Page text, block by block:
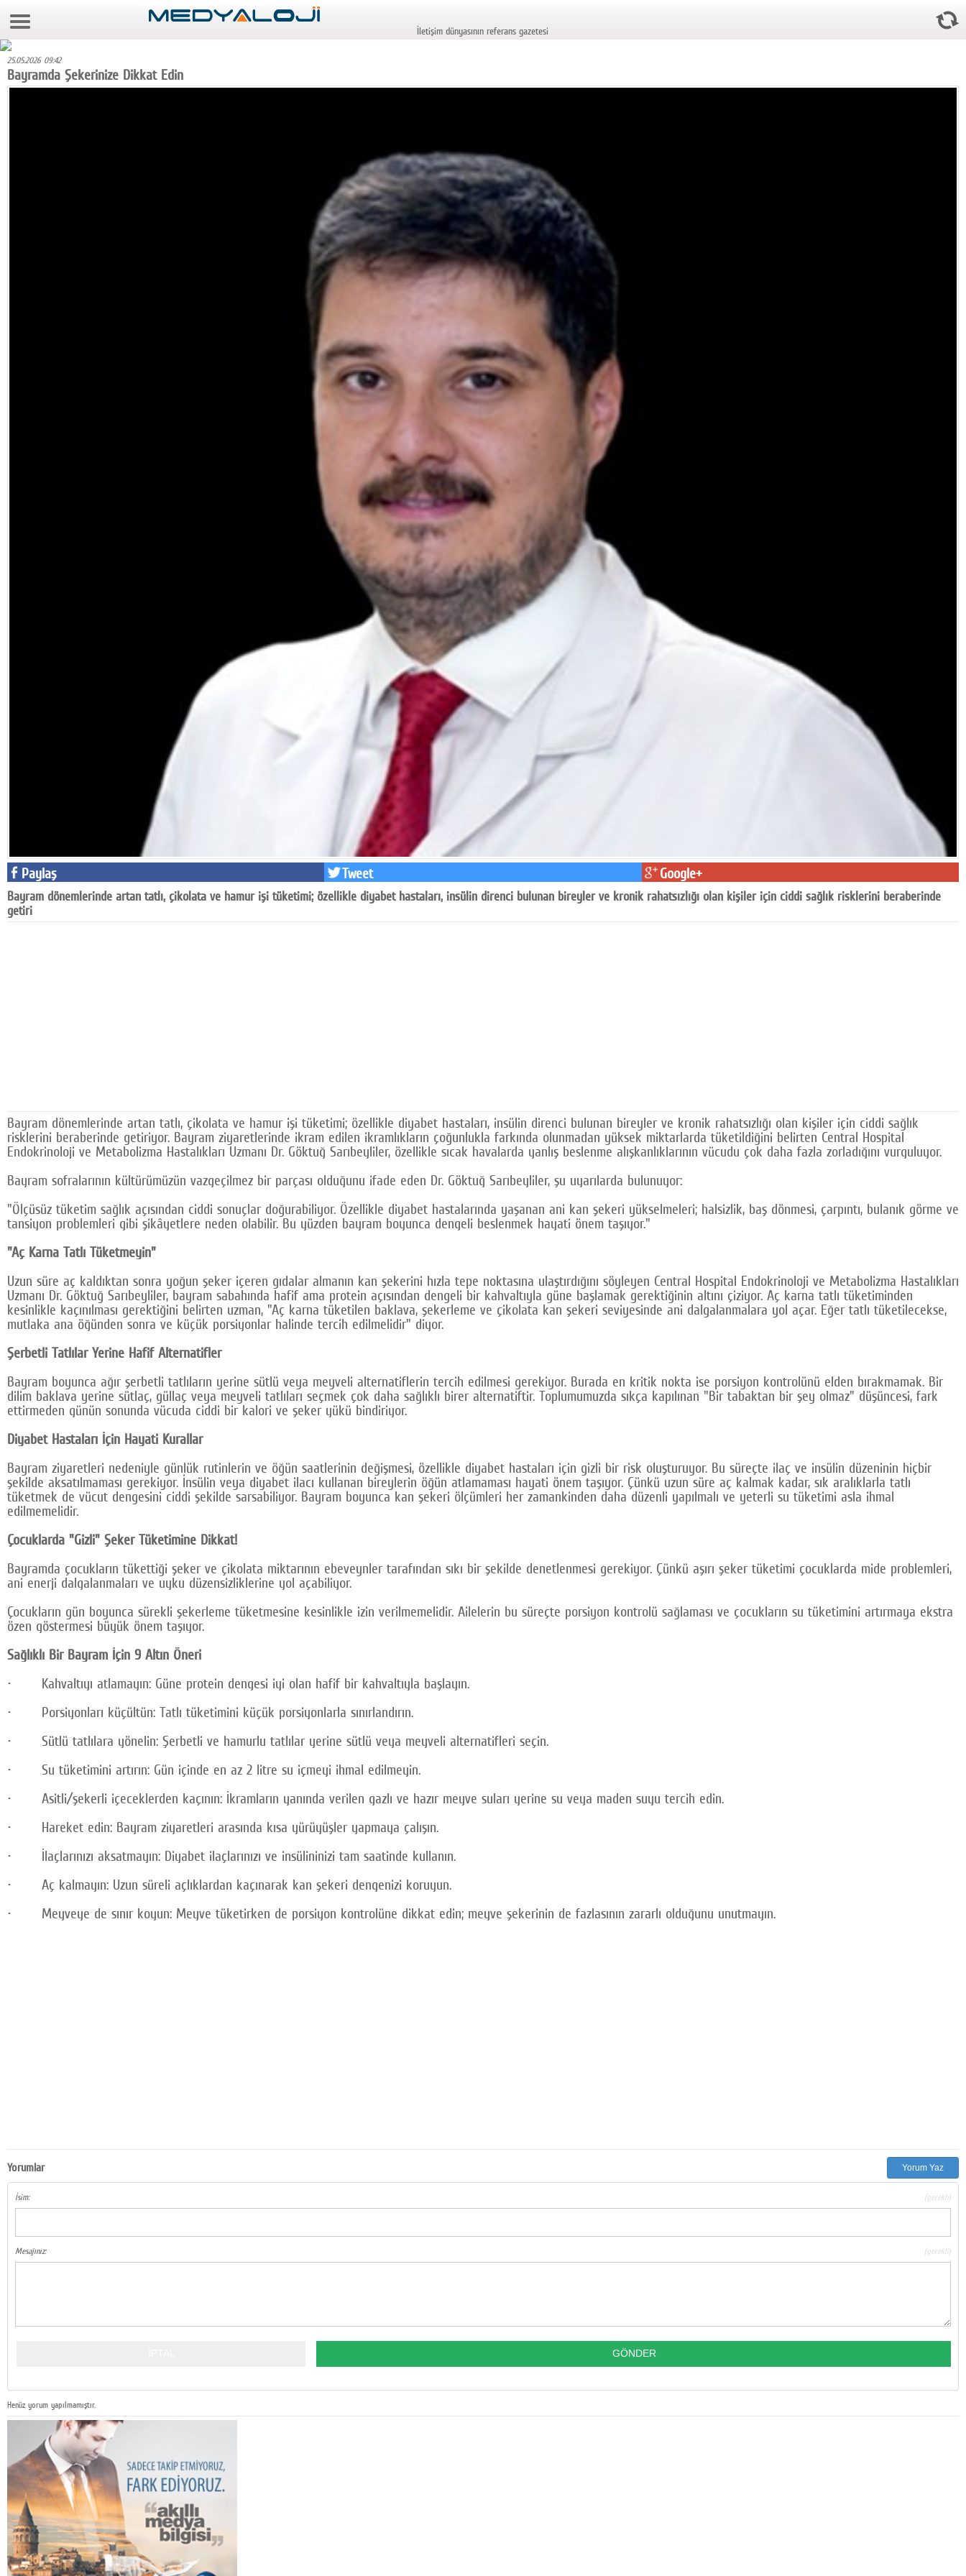
6 Ağustos 2026 19:02:47
Foto Galeri
İletişim dünyasının referans gazetesi
25.05.2026 09:42
Bayramda Şekerinize Dikkat Edin
Paylaş Tweet Google+
Bayram dönemlerinde artan tatlı, çikolata ve hamur işi tüketimi; özellikle diyabet hastaları, insülin direnci bulunan bireyler ve kronik rahatsızlığı olan kişiler için ciddi sağlık risklerini beraberinde
getiri
Bayram dönemlerinde artan tatlı, çikolata ve hamur işi tüketimi; özellikle diyabet hastaları, insülin direnci bulunan bireyler ve kronik rahatsızlığı olan kişiler için ciddi sağlık
risklerini beraberinde getiriyor. Bayram ziyaretlerinde ikram edilen ikramlıkların çoğunlukla farkında olunmadan yüksek miktarlarda tüketildiğini belirten Central Hospital
Endokrinoloji ve Metabolizma Hastalıkları Uzmanı Dr. Göktuğ Sarıbeyliler, özellikle sıcak havalarda yanlış beslenme alışkanlıklarının vücudu çok daha fazla zorladığını vurguluyor.
Bayram sofralarının kültürümüzün vazgeçilmez bir parçası olduğunu ifade eden Dr. Göktuğ Sarıbeyliler, şu uyarılarda bulunuyor:
"Ölçüsüz tüketim sağlık açısından ciddi sonuçlar doğurabiliyor. Özellikle diyabet hastalarında yaşanan ani kan şekeri yükselmeleri; halsizlik, baş dönmesi, çarpıntı, bulanık görme ve
tansiyon problemleri gibi şikâyetlere neden olabilir. Bu yüzden bayram boyunca dengeli beslenmek hayati önem taşıyor."
"Aç Karna Tatlı Tüketmeyin"
Uzun süre aç kaldıktan sonra yoğun şeker içeren gıdalar almanın kan şekerini hızla tepe noktasına ulaştırdığını söyleyen Central Hospital Endokrinoloji ve Metabolizma Hastalıkları
Uzmanı Dr. Göktuğ Sarıbeyliler, bayram sabahında hafif ama protein açısından dengeli bir kahvaltıyla güne başlamak gerektiğinin altını çiziyor. Aç karna tatlı tüketiminden
kesinlikle kaçınılması gerektiğini belirten uzman, "Aç karna tüketilen baklava, şekerleme ve çikolata kan şekeri seviyesinde ani dalgalanmalara yol açar. Eğer tatlı tüketilecekse,
mutlaka ana öğünden sonra ve küçük porsiyonlar halinde tercih edilmelidir" diyor.
Şerbetli Tatlılar Yerine Hafif Alternatifler
Bayram boyunca ağır şerbetli tatlıların yerine sütlü veya meyveli alternatiflerin tercih edilmesi gerekiyor. Burada en kritik nokta ise porsiyon kontrolünü elden bırakmamak. Bir
dilim baklava yerine sütlaç, güllaç veya meyveli tatlıları seçmek çok daha sağlıklı birer alternatiftir. Toplumumuzda sıkça kapılınan "Bir tabaktan bir şey olmaz" düşüncesi, fark
ettirmeden günün sonunda vücuda ciddi bir kalori ve şeker yükü bindiriyor.
Diyabet Hastaları İçin Hayati Kurallar
Bayram ziyaretleri nedeniyle günlük rutinlerin ve öğün saatlerinin değişmesi, özellikle diyabet hastaları için gizli bir risk oluşturuyor. Bu süreçte ilaç ve insülin düzeninin hiçbir
şekilde aksatılmaması gerekiyor. İnsülin veya diyabet ilacı kullanan bireylerin öğün atlamaması hayati önem taşıyor. Çünkü uzun süre aç kalmak kadar, sık aralıklarla tatlı
tüketmek de vücut dengesini ciddi şekilde sarsabiliyor. Bayram boyunca kan şekeri ölçümleri her zamankinden daha düzenli yapılmalı ve yeterli su tüketimi asla ihmal
edilmemelidir.
Çocuklarda "Gizli" Şeker Tüketimine Dikkat!
Bayramda çocukların tükettiği şeker ve çikolata miktarının ebeveynler tarafından sıkı bir şekilde denetlenmesi gerekiyor. Çünkü aşırı şeker tüketimi çocuklarda mide problemleri,
ani enerji dalgalanmaları ve uyku düzensizliklerine yol açabiliyor.
Çocukların gün boyunca sürekli şekerleme tüketmesine kesinlikle izin verilmemelidir. Ailelerin bu süreçte porsiyon kontrolü sağlaması ve çocukların su tüketimini artırmaya ekstra
özen göstermesi büyük önem taşıyor.
Sağlıklı Bir Bayram İçin 9 Altın Öneri
· Kahvaltıyı atlamayın: Güne protein dengesi iyi olan hafif bir kahvaltıyla başlayın.
· Porsiyonları küçültün: Tatlı tüketimini küçük porsiyonlarla sınırlandırın.
· Sütlü tatlılara yönelin: Şerbetli ve hamurlu tatlılar yerine sütlü veya meyveli alternatifleri seçin.
· Su tüketimini artırın: Gün içinde en az 2 litre su içmeyi ihmal edilmeyin.
· Asitli/şekerli içeceklerden kaçının: İkramların yanında verilen gazlı ve hazır meyve suları yerine su veya maden suyu tercih edin.
· Hareket edin: Bayram ziyaretleri arasında kısa yürüyüşler yapmaya çalışın.
· İlaçlarınızı aksatmayın: Diyabet ilaçlarınızı ve insülininizi tam saatinde kullanın.
· Aç kalmayın: Uzun süreli açlıklardan kaçınarak kan şekeri dengenizi koruyun.
· Meyveye de sınır koyun: Meyve tüketirken de porsiyon kontrolüne dikkat edin; meyve şekerinin de fazlasının zararlı olduğunu unutmayın.
Yorumlar Yorum Yaz
İsim: (gerekli)
Mesajınız: (gerekli)
Henüz yorum yapılmamıştır.